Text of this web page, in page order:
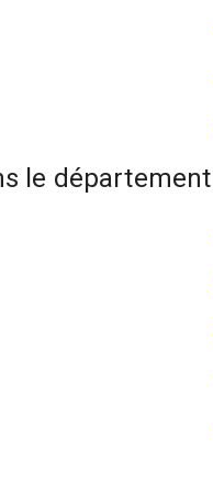
le département